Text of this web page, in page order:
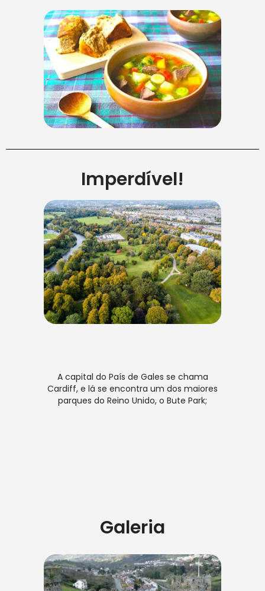
Imperdível!
A capital do País de Gales se chama
Cardiff, e lá se encontra um dos maiores
parques do Reino Unido, o Bute Park;
Galeria